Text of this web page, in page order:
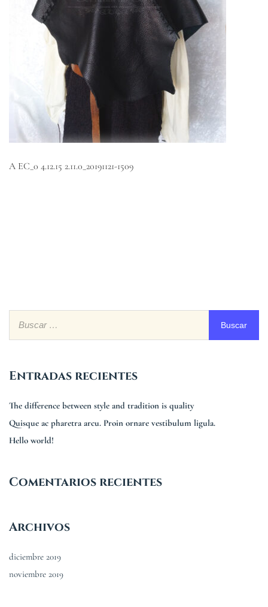
A EC_0 4.12.15 2.11.0_20191121-1509
Entradas recientes
The difference between style and tradition is quality
Quisque ac pharetra arcu. Proin ornare vestibulum ligula.
Hello world!
Comentarios recientes
Archivos
diciembre 2019
noviembre 2019